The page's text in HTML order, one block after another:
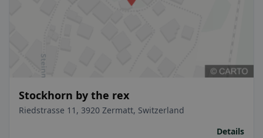
Stockhorn by the rex
Riedstrasse 11, 3920 Zermatt, Switzerland
Details